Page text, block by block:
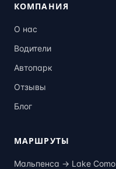
КОМПАНИЯ
О нас
Водители
Автопарк
Отзывы
Блог
МАРШРУТЫ
Мальпенса → Lake Como